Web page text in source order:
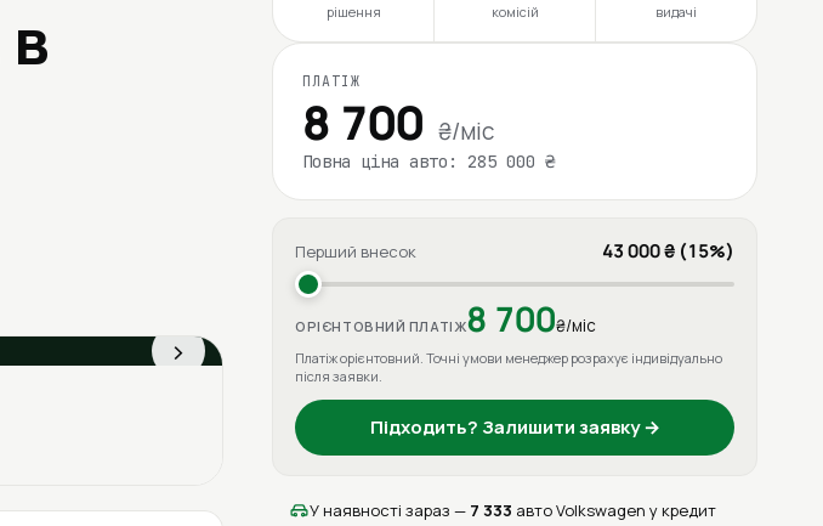
в
›
рішення
комісій
видачі
ПЛАТІЖ
8 700 ₴/міс
Повна ціна авто: 285 000 ₴
Перший внесок 43 000 ₴ (15%)
ОРІЄНТОВНИЙ ПЛАТІЖ8 700₴/міс
Платіж орієнтовний. Точні умови менеджер розрахує індивідуально
після заявки.
Підходить? Залишити заявку →
У наявності зараз — 7 333 авто Volkswagen у кредит